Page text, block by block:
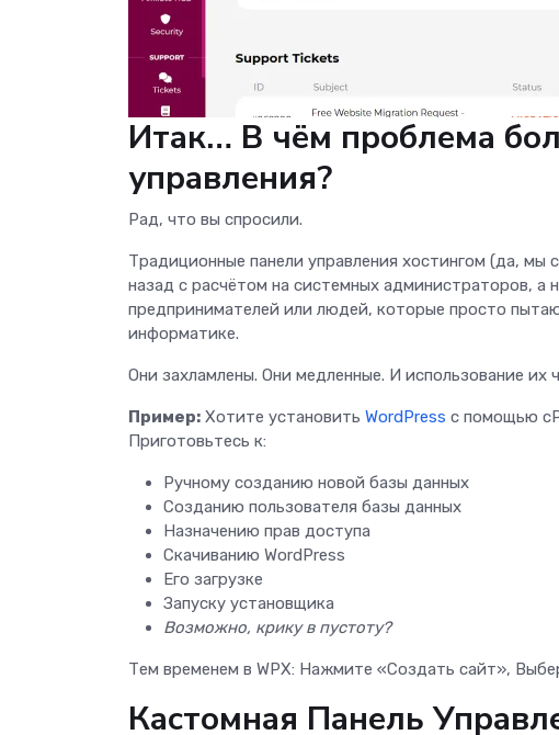
Итак… В чём проблема
управления?
Рад, что вы спросили.
Традиционные панели управления хостингом (да,
назад с расчётом на системных администраторов, а
предпринимателей или людей, которые просто
информатике.
Они захламлены. Они медленные. И использование
Пример: Хотите установить WordPress с помощью
Приготовьтесь к:
Ручному созданию новой базы данных
Созданию пользователя базы данных
Назначению прав доступа
Скачиванию WordPress
Его загрузке
Запуску установщика
Возможно, крику в пустоту?
Тем временем в WPX: Нажмите «Создать сайт»,
Кастомная Панель